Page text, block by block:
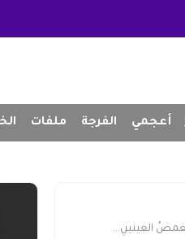
أعجمي الفرجة ملفات